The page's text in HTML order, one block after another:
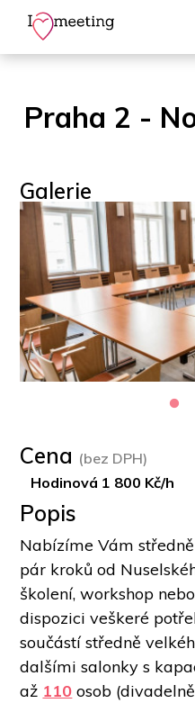
Praha 2 -
Galerie
Cena (bez DPH)
Hodinová 1 800 Kč/h
Popis
Nabízíme Vám
pár kroků od
školení, workshop
dispozici veškeré
součástí středně
dalšími salonky s
až 110 osob